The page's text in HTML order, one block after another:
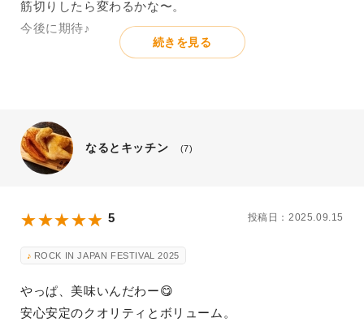
筋切りしたら変わるかな〜。
今後に期待♪
続きを見る
なるとキッチン (7)
5 投稿日：2025.09.15
ROCK IN JAPAN FESTIVAL 2025
やっぱ、美味いんだわー😋
安心安定のクオリティとボリューム。